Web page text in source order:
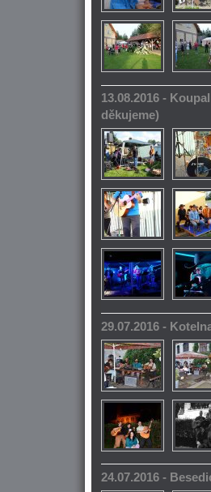
13.08.2016 -
děkujeme)
29.07.2016 -
24.07.2016 -